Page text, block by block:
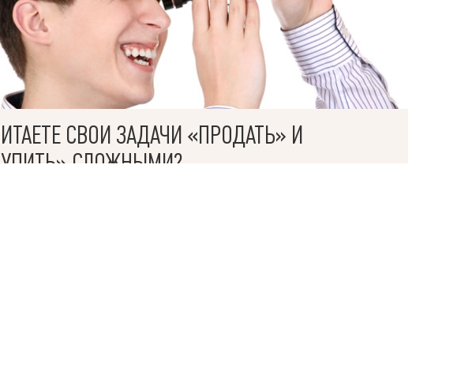
СВОИ ЗАДАЧИ «ПРОДАТЬ» И
СЛОЖНЫМИ?
Язык
защищены.
компаниями